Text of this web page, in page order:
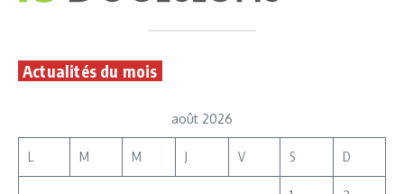
Actualités du mois
août 2026
L M M J V S D